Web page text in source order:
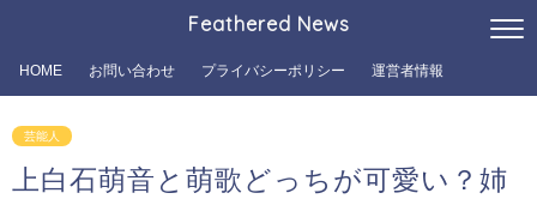
Feathered News
HOME お問い合わせ プライバシーポリシー 運営者情報
芸能人
上白石萌音と萌歌どっちが可愛い？姉